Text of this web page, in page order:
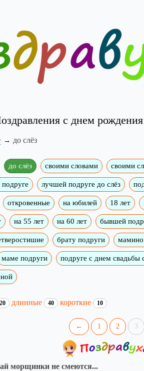
с днем рождения
до слёз
до слёз своими словами своими
лучшей подруге до слёз
откровенные на юбилей 18 лет
на 55 лет на 60 лет бывшей
брату подруги
маме подруги подруге с днем свадьбы
20 длинные 40 короткие 10
← 1 2 3
морщинки не смеются...